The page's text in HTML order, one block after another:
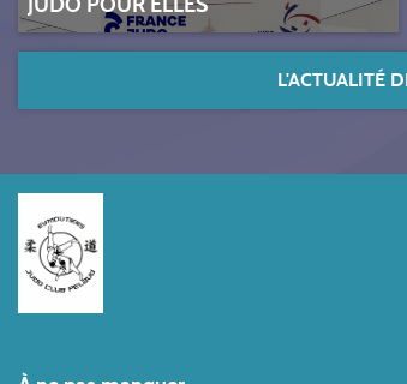
JUDO POUR ELLES
L'ACTUALITÉ